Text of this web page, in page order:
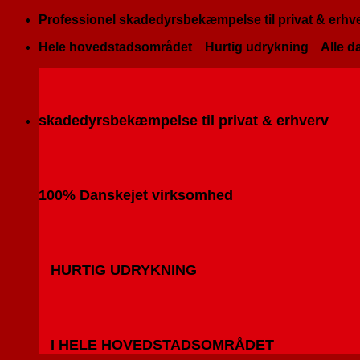
Fortsæt
indhold
Professionel skadedyrsbekæmpelse til privat &
Hele hovedstadsområdet
Hurtig udrykning Alle
skadedyrsbekæmpelse til privat & erhverv
100% Danskejet virksomhed
HURTIG UDRYKNING
I HELE HOVEDSTADSOMRÅDET